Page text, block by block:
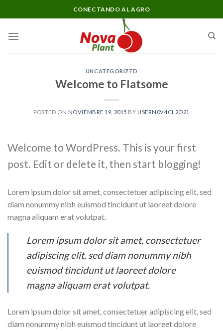
to
content
CONECTANDO AL AGRO
UNCATEGORIZED
Welcome to Flatsome
POSTED ON NOVIEMBRE 19, 2015 BY USERN0V4CL2O21
Welcome to WordPress. This is your first
post. Edit or delete it, then start blogging!
Lorem ipsum dolor sit amet, consectetuer adipiscing elit, sed
diam nonummy nibh euismod tincidunt ut laoreet dolore
magna aliquam erat volutpat.
Lorem ipsum dolor sit amet, consectetuer
adipiscing elit, sed diam nonummy nibh
euismod tincidunt ut laoreet dolore
magna aliquam erat volutpat.
Lorem ipsum dolor sit amet, consectetuer adipiscing elit, sed
diam nonummy nibh euismod tincidunt ut laoreet dolore